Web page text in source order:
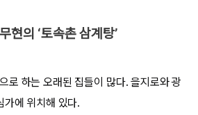
현의 ‘토속촌 삼계탕’
로 하는 오래된 집들이 많다. 을지로와 광
가에 위치해 있다.